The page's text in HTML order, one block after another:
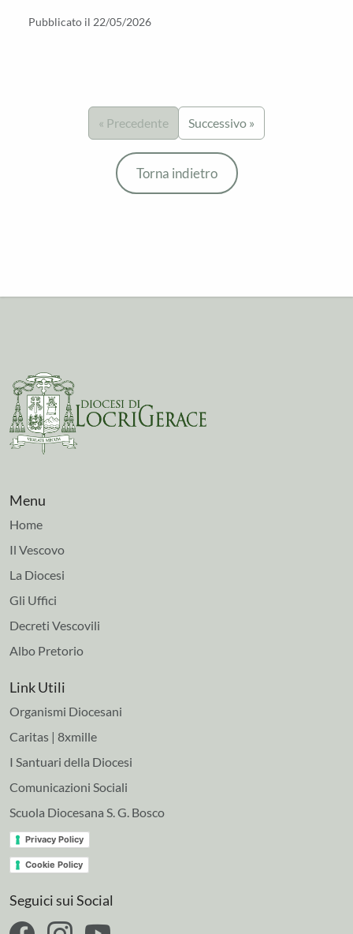
Pubblicato il 22/05/2026
« Precedente Successivo »
Torna indietro
Menu
Home
Il Vescovo
La Diocesi
Gli Uffici
Decreti Vescovili
Albo Pretorio
Link Utili
Organismi Diocesani
Caritas | 8xmille
I Santuari della Diocesi
Comunicazioni Sociali
Scuola Diocesana S. G. Bosco
Privacy Policy
Cookie Policy
Seguici sui Social